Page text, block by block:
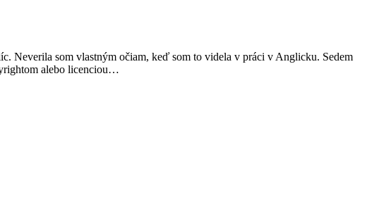
Neverila som vlastným očiam, keď som to videla v práci v Anglicku. Sedem
alebo licenciou…